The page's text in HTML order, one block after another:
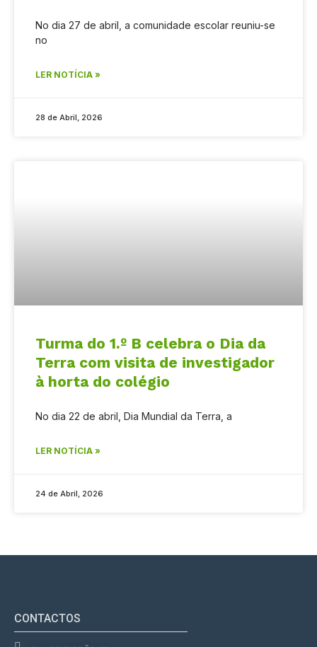
No dia 27 de abril, a comunidade escolar reuniu-se
no
LER NOTÍCIA »
28 de Abril, 2026
Turma do 1.º B celebra o Dia da
Terra com visita de investigador
à horta do colégio
No dia 22 de abril, Dia Mundial da Terra, a
LER NOTÍCIA »
24 de Abril, 2026
CONTACTOS